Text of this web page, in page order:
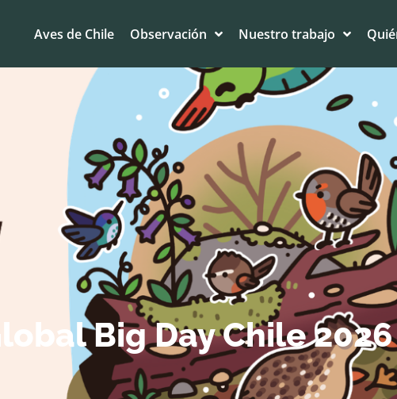
Aves de Chile Observación Nuestro trabajo
Big Day Chile 2026